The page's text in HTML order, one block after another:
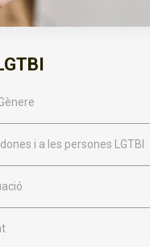
i a les persones LGTBI